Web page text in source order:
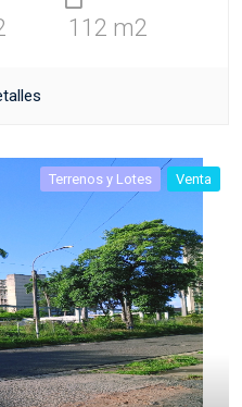
112 m2
Terrenos y Lotes Venta